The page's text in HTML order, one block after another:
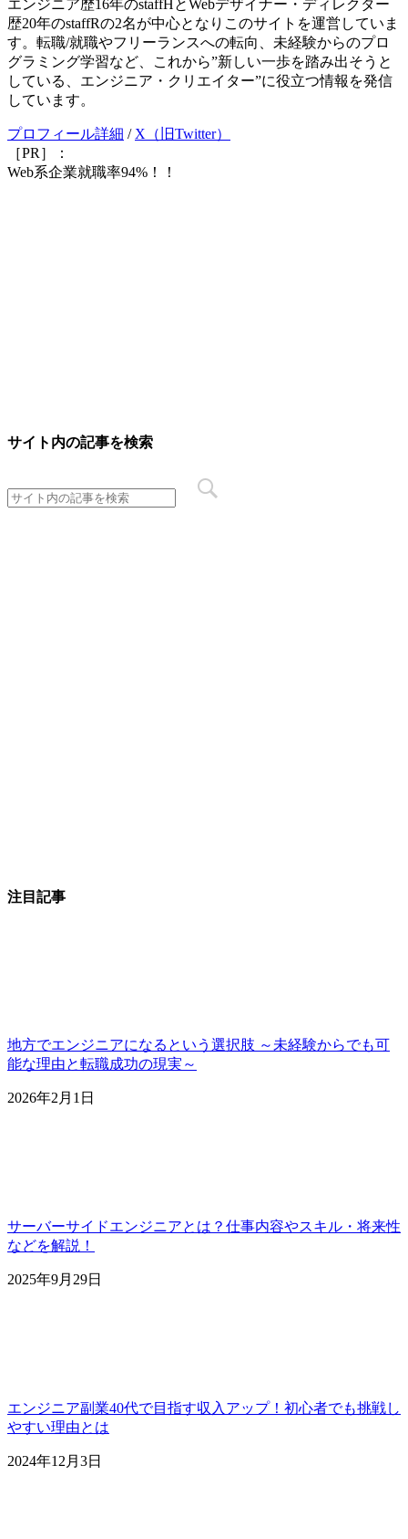
エンジニア歴16年のstaffHとWebデザイナー・ディレクター
歴20年のstaffRの2名が中心となりこのサイトを運営していま
す。転職/就職やフリーランスへの転向、未経験からのプロ
グラミング学習など、これから”新しい一歩を踏み出そうと
している、エンジニア・クリエイター”に役立つ情報を発信
しています。
プロフィール詳細 / X（旧Twitter）
［PR］：
Web系企業就職率94%！！
サイト内の記事を検索
注目記事
地方でエンジニアになるという選択肢 ～未経験からでも可
能な理由と転職成功の現実～
2026年2月1日
サーバーサイドエンジニアとは？仕事内容やスキル・将来性
などを解説！
2025年9月29日
エンジニア副業40代で目指す収入アップ！初心者でも挑戦し
やすい理由とは
2024年12月3日